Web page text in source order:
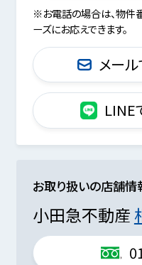
※お電話の場合は、物件
ーズにお応えできます。
メール
LINE
お取り扱いの店舗情
小田急不動産